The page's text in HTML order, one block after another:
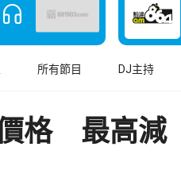
所有節目 DJ主持
價格 最高減